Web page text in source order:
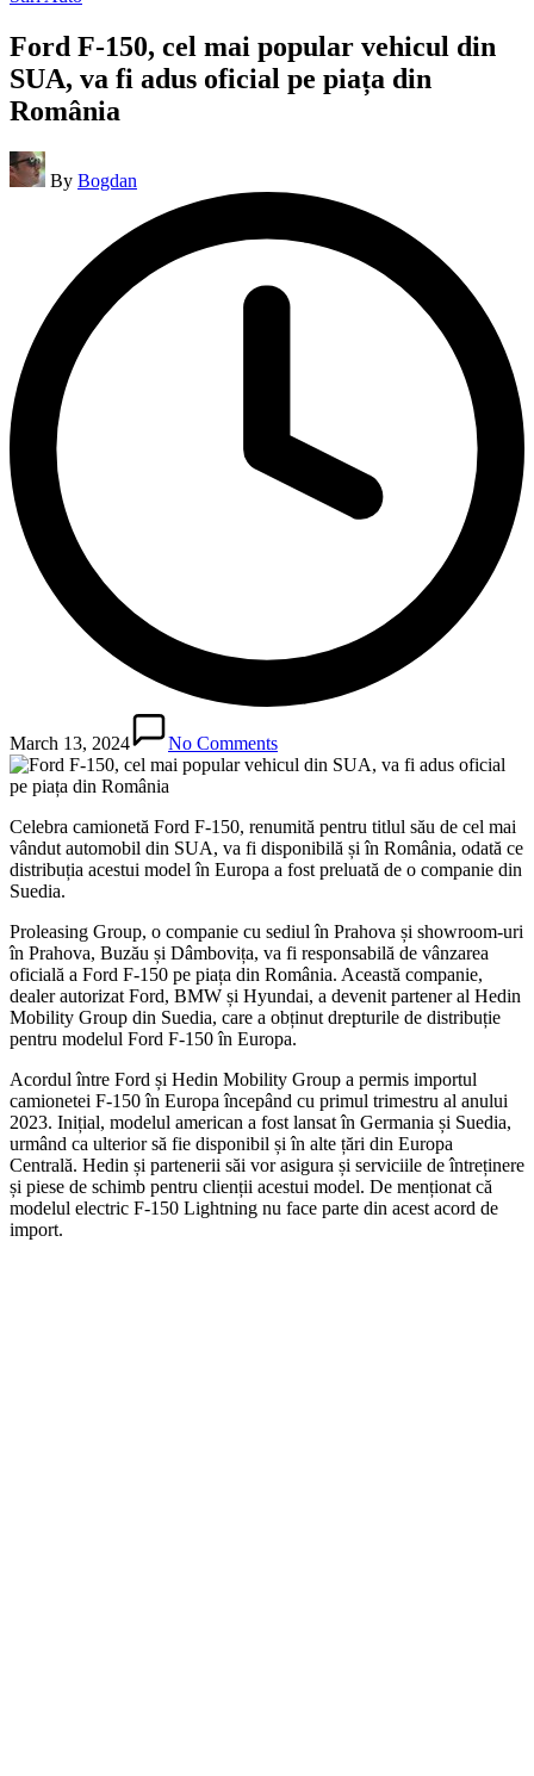
Ford F-150, cel mai popular vehicul din
SUA, va fi adus oficial pe piața din
România
Posted
by
By Bogdan
March 13, 2024 No Comments
Celebra camionetă Ford F-150, renumită pentru titlul său de cel mai
vândut automobil din SUA, va fi disponibilă și în România, odată ce
distribuția acestui model în Europa a fost preluată de o companie din
Suedia.
Proleasing Group, o companie cu sediul în Prahova și showroom-uri
în Prahova, Buzău și Dâmbovița, va fi responsabilă de vânzarea
oficială a Ford F-150 pe piața din România. Această companie,
dealer autorizat Ford, BMW și Hyundai, a devenit partener al Hedin
Mobility Group din Suedia, care a obținut drepturile de distribuție
pentru modelul Ford F-150 în Europa.
Acordul între Ford și Hedin Mobility Group a permis importul
camionetei F-150 în Europa începând cu primul trimestru al anului
2023. Inițial, modelul american a fost lansat în Germania și Suedia,
urmând ca ulterior să fie disponibil și în alte țări din Europa
Centrală. Hedin și partenerii săi vor asigura și serviciile de întreținere
și piese de schimb pentru clienții acestui model. De menționat că
modelul electric F-150 Lightning nu face parte din acest acord de
import.